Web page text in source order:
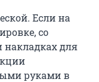
Если на
со
для
руками в